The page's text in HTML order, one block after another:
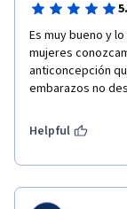
Es muy bueno y
mujeres
anticoncepción
embarazos no
Helpful